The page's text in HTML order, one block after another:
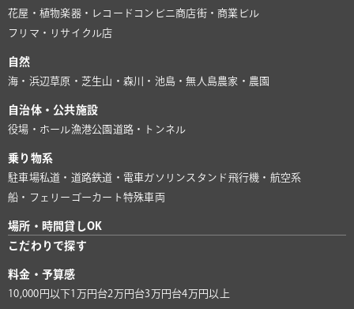
花屋・植物楽器・レコード コンビニ商店街・商業ビル
フリマ・リサイクル店
自然
海・浜辺 草原・芝生山・森川・池島・無人島農家・農園
自治体・公共施設
役場・ホール漁港公園 道路・トンネル
乗り物系
駐車場私道・道路鉄道・電車 ガソリンスタンド 飛行機・航空系
船・フェリー ゴーカート特殊車両
場所・時間貸しOK
こだわりで探す
料金・予算感
10,000円以下1万円台2万円台3万円台4万円以上